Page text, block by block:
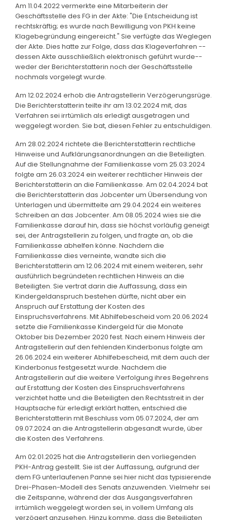
Am 11.04.2022 vermerkte eine Mitarbeiterin der
Geschäftsstelle des FG in der Akte: "Die Entscheidung ist
rechtskräftig; es wurde nach Bewilligung von PKH keine
Klagebegründung eingereicht." Sie verfügte das Weglegen
der Akte. Dies hatte zur Folge, dass das Klageverfahren --
dessen Akte ausschließlich elektronisch geführt wurde--
weder der Berichterstatterin noch der Geschäftsstelle
nochmals vorgelegt wurde.
Am 12.02.2024 erhob die Antragstellerin Verzögerungsrüge.
Die Berichterstatterin teilte ihr am 13.02.2024 mit, das
Verfahren sei irrtümlich als erledigt ausgetragen und
weggelegt worden. Sie bat, diesen Fehler zu entschuldigen.
Am 28.02.2024 richtete die Berichterstatterin rechtliche
Hinweise und Aufklärungsanordnungen an die Beteiligten.
Auf die Stellungnahme der Familienkasse vom 25.03.2024
folgte am 26.03.2024 ein weiterer rechtlicher Hinweis der
Berichterstatterin an die Familienkasse. Am 02.04.2024 bat
die Berichterstatterin das Jobcenter um Übersendung von
Unterlagen und übermittelte am 29.04.2024 ein weiteres
Schreiben an das Jobcenter. Am 08.05.2024 wies sie die
Familienkasse darauf hin, dass sie höchst vorläufig geneigt
sei, der Antragstellerin zu folgen, und fragte an, ob die
Familienkasse abhelfen könne. Nachdem die
Familienkasse dies verneinte, wandte sich die
Berichterstatterin am 12.06.2024 mit einem weiteren, sehr
ausführlich begründeten rechtlichen Hinweis an die
Beteiligten. Sie vertrat darin die Auffassung, dass ein
Kindergeldanspruch bestehen dürfte, nicht aber ein
Anspruch auf Erstattung der Kosten des
Einspruchsverfahrens. Mit Abhilfebescheid vom 20.06.2024
setzte die Familienkasse Kindergeld für die Monate
Oktober bis Dezember 2020 fest. Nach einem Hinweis der
Antragstellerin auf den fehlenden Kinderbonus folgte am
26.06.2024 ein weiterer Abhilfebescheid, mit dem auch der
Kinderbonus festgesetzt wurde. Nachdem die
Antragstellerin auf die weitere Verfolgung ihres Begehrens
auf Erstattung der Kosten des Einspruchsverfahrens
verzichtet hatte und die Beteiligten den Rechtsstreit in der
Hauptsache für erledigt erklärt hatten, entschied die
Berichterstatterin mit Beschluss vom 05.07.2024, der am
09.07.2024 an die Antragstellerin abgesandt wurde, über
die Kosten des Verfahrens.
Am 02.01.2025 hat die Antragstellerin den vorliegenden
PKH-Antrag gestellt. Sie ist der Auffassung, aufgrund der
dem FG unterlaufenen Panne sei hier nicht das typisierende
Drei-Phasen-Modell des Senats anzuwenden. Vielmehr sei
die Zeitspanne, während der das Ausgangsverfahren
irrtümlich weggelegt worden sei, in vollem Umfang als
verzögert anzusehen. Hinzu komme, dass die Beteiligten